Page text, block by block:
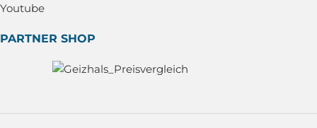
Youtube
PARTNER SHOP